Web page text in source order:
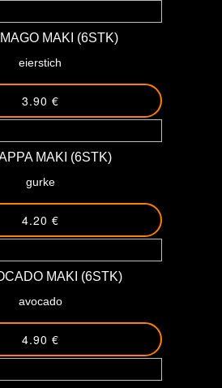
MAKI (6STK)
eierstich
3.90 €
MAKI (6STK)
gurke
4.20 €
MAKI (6STK)
avocado
4.90 €